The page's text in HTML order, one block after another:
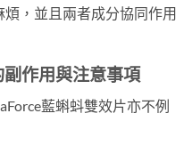
，並且兩者成分協同作用
作用與注意事項
藍蝌蚪雙效片亦不例